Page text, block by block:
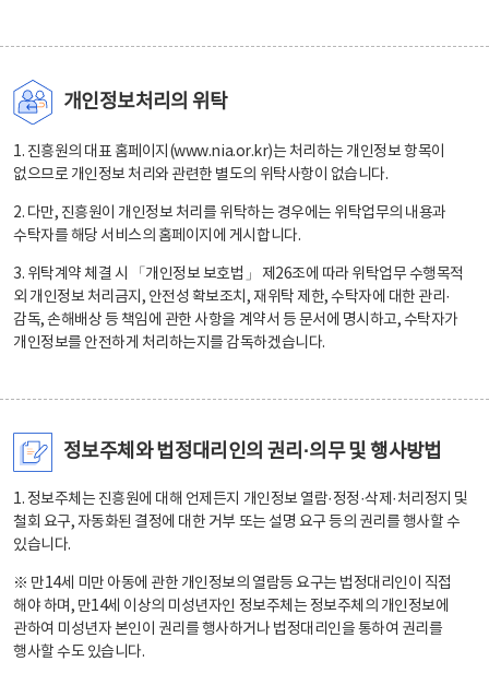
개인정보처리의 위탁
1. 진흥원의 대표 홈페이지(www.nia.or.kr)는 처리하는 개인정보 항목이
없으므로 개인정보 처리와 관련한 별도의 위탁사항이 없습니다.
2. 다만, 진흥원이 개인정보 처리를 위탁하는 경우에는 위탁업무의 내용과
수탁자를 해당 서비스의 홈페이지에 게시합니다.
3. 위탁계약 체결 시 「개인정보 보호법」 제26조에 따라 위탁업무 수행목적
외 개인정보 처리금지, 안전성 확보조치, 재위탁 제한, 수탁자에 대한 관리·
감독, 손해배상 등 책임에 관한 사항을 계약서 등 문서에 명시하고, 수탁자가
개인정보를 안전하게 처리하는지를 감독하겠습니다.
정보주체와 법정대리인의 권리·의무 및 행사방법
1. 정보주체는 진흥원에 대해 언제든지 개인정보 열람·정정·삭제·처리정지 및
철회 요구, 자동화된 결정에 대한 거부 또는 설명 요구 등의 권리를 행사할 수
있습니다.
※ 만14세 미만 아동에 관한 개인정보의 열람등 요구는 법정대리인이 직접
해야 하며, 만14세 이상의 미성년자인 정보주체는 정보주체의 개인정보에
관하여 미성년자 본인이 권리를 행사하거나 법정대리인을 통하여 권리를
행사할 수도 있습니다.